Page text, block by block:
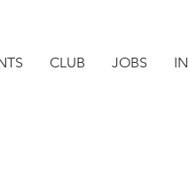
CLUB JOBS